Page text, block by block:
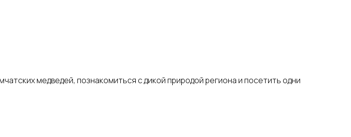
медведей, познакомиться с дикой природой региона и посетить одни